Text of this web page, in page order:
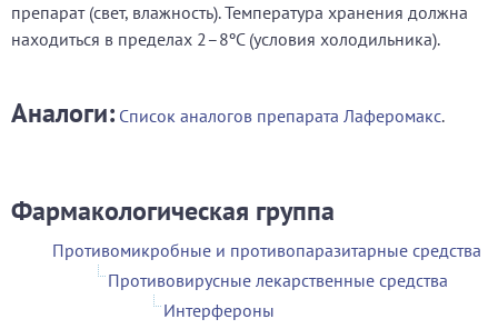
препарат (свет, влажность). Температура хранения должна
находиться в пределах 2–8ºС (условия холодильника).
Аналоги: Список аналогов препарата Лаферомакс.
Фармакологическая группа
Противомикробные и противопаразитарные средства
Противовирусные лекарственные средства
Интерфероны